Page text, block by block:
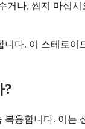
나, 씹지 마십
다. 이 스테로
?
용합니다. 이